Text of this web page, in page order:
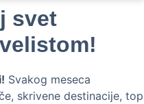
svet
Svakog meseca
skrivene destinacije, top